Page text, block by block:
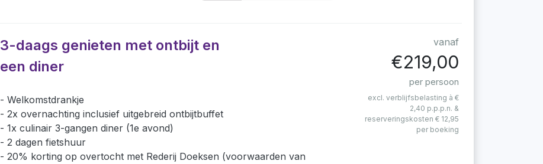
3-daags genieten met ontbijt en
een diner
vanaf
€219,00
per persoon
Welkomstdrankje
2x overnachting inclusief uitgebreid ontbijtbuffet
1x culinair 3-gangen diner (1e avond)
2 dagen fietshuur
20% korting op overtocht met Rederij Doeksen (voorwaarden van
excl. verblijfsbelasting à €
2,40 p.p.p.n. &
reserveringskosten € 12,95
per boeking